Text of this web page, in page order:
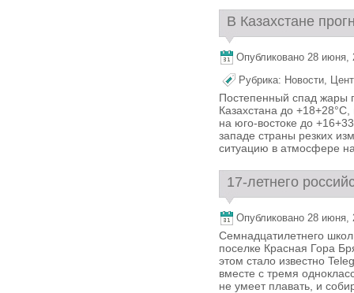
В Казахстане
Опубликовано 28 июня,
Рубрика: Новости,
Постепенный спад жары
Казахстана до
на юго-востоке до
западе страны резких
ситуацию в атмосфере
17-летнего
Опубликовано 28 июня,
Семнадцатилетнего
поселке Красная Гора
этом стало известно
вместе с тремя
не умеет плавать, и